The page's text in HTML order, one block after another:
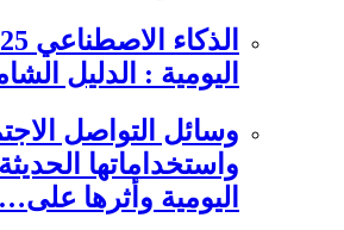
اليومية : الدليل
وسائل التواصل
واستخداماتها
اليومية وأثرها على…